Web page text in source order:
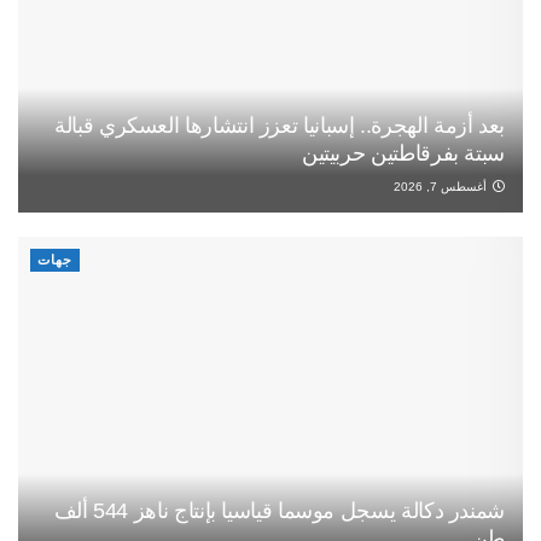
بعد أزمة الهجرة.. إسبانيا تعزز انتشارها العسكري قبالة
سبتة بفرقاطتين حربيتين
أغسطس 7, 2026
جهات
شمندر دكالة يسجل موسما قياسيا بإنتاج ناهز 544 ألف